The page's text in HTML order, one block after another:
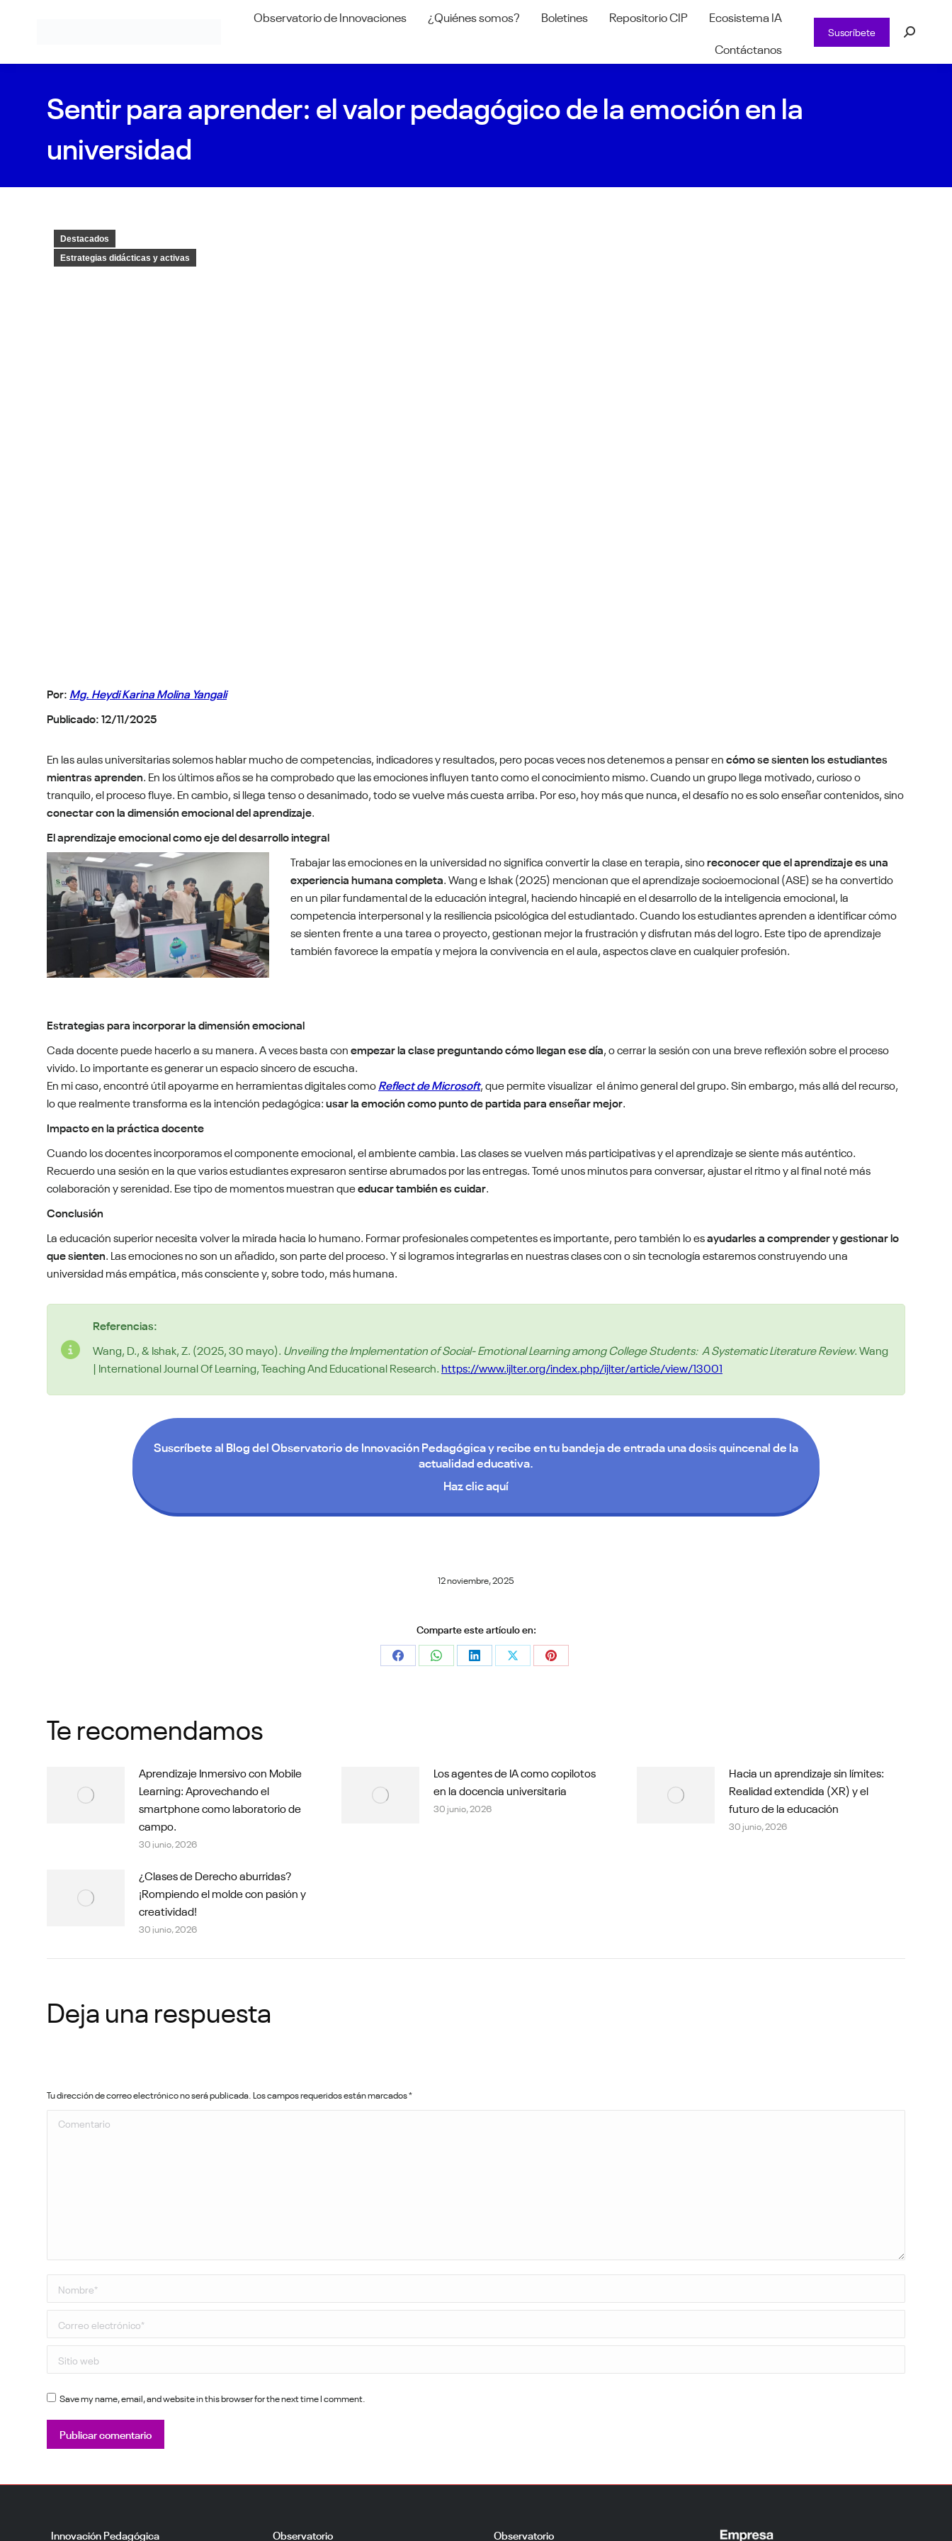
Observatorio de Innovaciones ¿Quiénes somos? Boletines Repositorio CIP
Ecosistema IA
Contáctanos
Suscríbete Buscar:
Sentir para aprender: el valor pedagógico de la emoción en la
universidad
Destacados
Estrategias didácticas y activas
Por: Mg. Heydi Karina Molina Yangali
Publicado:12/11/2025
En las aulas universitarias solemos hablar mucho de competencias, indicadores y resultados, pero pocas veces nos detenemos a pensar encómo se sienten los estudiantes
mientras aprenden. En los últimos años se ha comprobado que las emociones influyen tanto como el conocimiento mismo. Cuando un grupo llega motivado, curioso o
tranquilo, el proceso fluye. En cambio, si llega tenso o desanimado, todo se vuelve más cuesta arriba. Por eso, hoy más que nunca, el desafío no es solo enseñar contenidos, sino
conectar con la dimensión emocional del aprendizaje.
El aprendizaje emocional como eje del desarrollo integral
Trabajar las emociones en la universidad no significa convertir la clase en terapia, sinoreconocer que el aprendizaje es una
experiencia humana completa. Wang e Ishak (2025) mencionan que el aprendizaje socioemocional (ASE) se ha convertido
en un pilar fundamental de la educación integral, haciendo hincapié en el desarrollo de la inteligencia emocional, la
competencia interpersonal y la resiliencia psicológica del estudiantado. Cuando los estudiantes aprenden a identificar cómo
se sienten frente a una tarea o proyecto, gestionan mejor la frustración y disfrutan más del logro. Este tipo de aprendizaje
también favorece la empatía y mejora la convivencia en el aula, aspectos clave en cualquier profesión.
Estrategias para incorporar la dimensión emocional
Cada docente puede hacerlo a su manera. A veces basta conempezar la clase preguntando cómo llegan ese día, o cerrar la sesión con una breve reflexión sobre el proceso
vivido. Lo importante es generar un espacio sincero de escucha.
En mi caso, encontré útil apoyarme en herramientas digitales comoReflect de Microsoft, que permite visualizar el ánimo general del grupo. Sin embargo, más allá del recurso,
lo que realmente transforma es la intención pedagógica:usar la emoción como punto de partida para enseñar mejor.
Impacto en la práctica docente
Cuando los docentes incorporamos el componente emocional, el ambiente cambia. Las clases se vuelven más participativas y el aprendizaje se siente más auténtico.
Recuerdo una sesión en la que varios estudiantes expresaron sentirse abrumados por las entregas. Tomé unos minutos para conversar, ajustar el ritmo y al final noté más
colaboración y serenidad. Ese tipo de momentos muestran queeducar también es cuidar.
Conclusión
La educación superior necesita volver la mirada hacia lo humano. Formar profesionales competentes es importante, pero también lo esayudarles a comprender y gestionar lo
que sienten. Las emociones no son un añadido, son parte del proceso. Y si logramos integrarlas en nuestras clases con o sin tecnología estaremos construyendo una
universidad más empática, más consciente y, sobre todo, más humana.
Referencias:
Wang, D., & Ishak, Z. (2025, 30 mayo). Unveiling the Implementation of Social- Emotional Learning among College Students: A Systematic Literature Review. Wang
| International Journal Of Learning, Teaching And Educational Research. https://www.ijlter.org/index.php/ijlter/article/view/13001
Suscríbete al Blog del Observatorio de Innovación Pedagógica y recibe en tu bandeja de entrada una dosis quincenal de la
actualidad educativa.
Haz clic aquí
12 noviembre, 2025
Comparte este artículo en:
Share Share Share Share Share
Te recomendamos
Aprendizaje Inmersivo con Mobile
Learning: Aprovechando el
smartphone como laboratorio de
campo.
30 junio, 2026
Los agentes de IA como copilotos
en la docencia universitaria
30 junio, 2026
Hacia un aprendizaje sin límites:
Realidad extendida (XR) y el
futuro de la educación
30 junio, 2026
¿Clases de Derecho aburridas?
¡Rompiendo el molde con pasión y
creatividad!
30 junio, 2026
Deja una respuesta
Tu dirección de correo electrónico no será publicada. Los campos requeridos están marcados*
Comentario
Nombre *
Correo electrónico *
Sitio web
Save my name, email, and website in this browser for the next time I comment.
Publicar comentario
Innovación Pedagógica Observatorio Observatorio